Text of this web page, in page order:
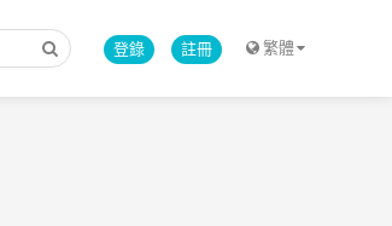
繁體
登錄 註冊